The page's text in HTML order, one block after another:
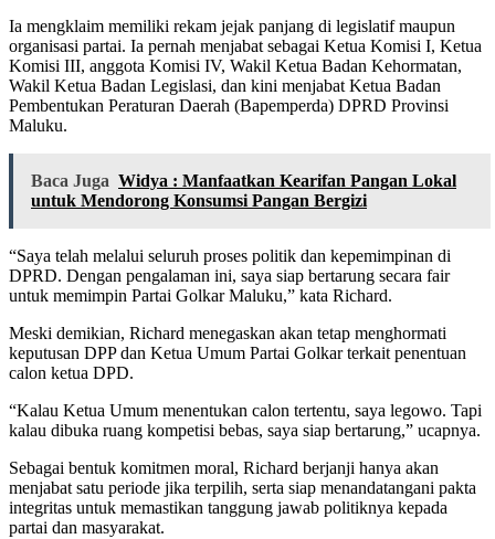
Ia mengklaim memiliki rekam jejak panjang di legislatif maupun
organisasi partai. Ia pernah menjabat sebagai Ketua Komisi I, Ketua
Komisi III, anggota Komisi IV, Wakil Ketua Badan Kehormatan,
Wakil Ketua Badan Legislasi, dan kini menjabat Ketua Badan
Pembentukan Peraturan Daerah (Bapemperda) DPRD Provinsi
Maluku.
Baca Juga Widya : Manfaatkan Kearifan Pangan Lokal
untuk Mendorong Konsumsi Pangan Bergizi
“Saya telah melalui seluruh proses politik dan kepemimpinan di
DPRD. Dengan pengalaman ini, saya siap bertarung secara fair
untuk memimpin Partai Golkar Maluku,” kata Richard.
Meski demikian, Richard menegaskan akan tetap menghormati
keputusan DPP dan Ketua Umum Partai Golkar terkait penentuan
calon ketua DPD.
“Kalau Ketua Umum menentukan calon tertentu, saya legowo. Tapi
kalau dibuka ruang kompetisi bebas, saya siap bertarung,” ucapnya.
Sebagai bentuk komitmen moral, Richard berjanji hanya akan
menjabat satu periode jika terpilih, serta siap menandatangani pakta
integritas untuk memastikan tanggung jawab politiknya kepada
partai dan masyarakat.